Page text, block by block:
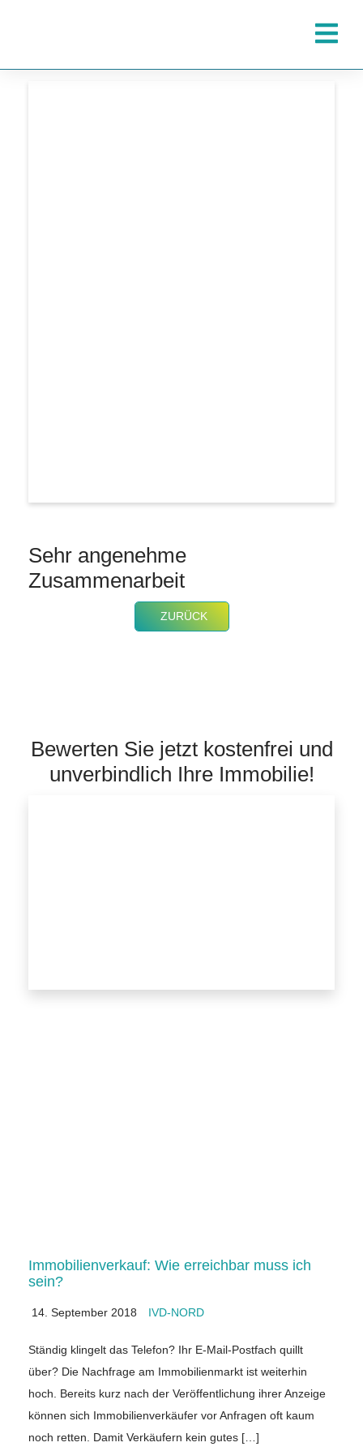
Sehr angenehme
Zusammenarbeit
ZURÜCK
Bewerten Sie jetzt kostenfrei und
unverbindlich Ihre Immobilie!
Immobilienverkauf: Wie erreichbar muss ich
sein?
14. September 2018 IVD-NORD
Ständig klingelt das Telefon? Ihr E-Mail-Postfach quillt
über? Die Nachfrage am Immobilienmarkt ist weiterhin
hoch. Bereits kurz nach der Veröffentlichung ihrer Anzeige
können sich Immobilienverkäufer vor Anfragen oft kaum
noch retten. Damit Verkäufern kein gutes […]